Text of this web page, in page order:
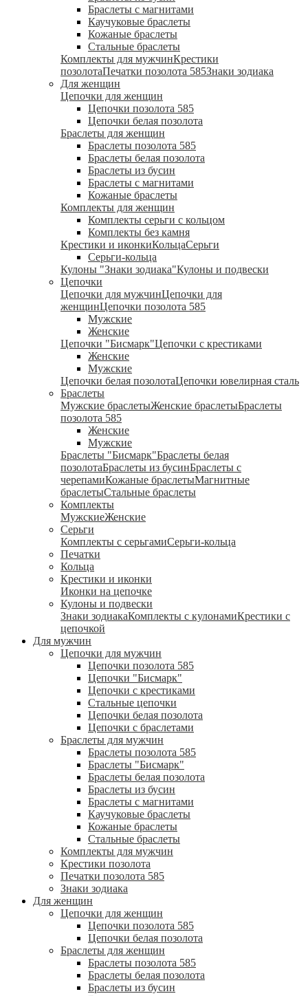
Браслеты с магнитами
Каучуковые браслеты
Кожаные браслеты
Стальные браслеты
Комплекты для мужчинКрестики
позолотаПечатки позолота 585Знаки зодиака
Для женщин
Цепочки для женщин
Цепочки позолота 585
Цепочки белая позолота
Браслеты для женщин
Браслеты позолота 585
Браслеты белая позолота
Браслеты из бусин
Браслеты с магнитами
Кожаные браслеты
Комплекты для женщин
Комплекты серьги с кольцом
Комплекты без камня
Крестики и иконкиКольцаСерьги
Серьги-кольца
Кулоны "Знаки зодиака"Кулоны и подвески
Цепочки
Цепочки для мужчинЦепочки для
женщинЦепочки позолота 585
Мужские
Женские
Цепочки "Бисмарк"Цепочки с крестиками
Женские
Мужские
Цепочки белая позолотаЦепочки ювелирная сталь
Браслеты
Мужские браслетыЖенские браслетыБраслеты
позолота 585
Женские
Мужские
Браслеты "Бисмарк"Браслеты белая
позолотаБраслеты из бусинБраслеты с
черепамиКожаные браслетыМагнитные
браслетыСтальные браслеты
Комплекты
МужскиеЖенские
Серьги
Комплекты с серьгамиСерьги-кольца
Печатки
Кольца
Крестики и иконки
Иконки на цепочке
Кулоны и подвески
Знаки зодиакаКомплекты с кулонамиКрестики с
цепочкой
Для мужчин
Цепочки для мужчин
Цепочки позолота 585
Цепочки "Бисмарк"
Цепочки с крестиками
Стальные цепочки
Цепочки белая позолота
Цепочки с браслетами
Браслеты для мужчин
Браслеты позолота 585
Браслеты "Бисмарк"
Браслеты белая позолота
Браслеты из бусин
Браслеты с магнитами
Каучуковые браслеты
Кожаные браслеты
Стальные браслеты
Комплекты для мужчин
Крестики позолота
Печатки позолота 585
Знаки зодиака
Для женщин
Цепочки для женщин
Цепочки позолота 585
Цепочки белая позолота
Браслеты для женщин
Браслеты позолота 585
Браслеты белая позолота
Браслеты из бусин